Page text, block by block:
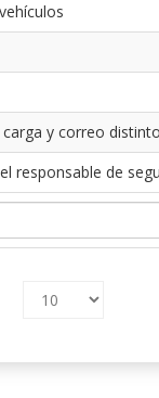
y correo
responsable de